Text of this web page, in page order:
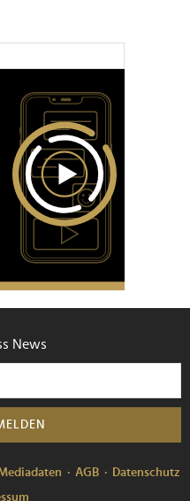
News
AGB
Datenschutz